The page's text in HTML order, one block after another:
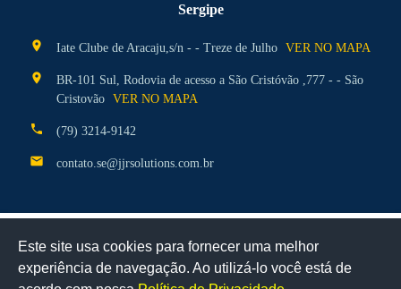
Sergipe
location_on Iate Clube de Aracaju,s/n - - Treze de Julho VER NO MAPA
location_on
BR-101 Sul, Rodovia de acesso a São Cristóvão ,777 - - São
Cristovão VER NO MAPA
phone (79) 3214-9142
mail contato.se@jjrsolutions.com.br
Certificados
Clique aqui para ver a disponibilidade
Este site usa cookies para fornecer uma melhor
experiência de navegação. Ao utilizá-lo você está de